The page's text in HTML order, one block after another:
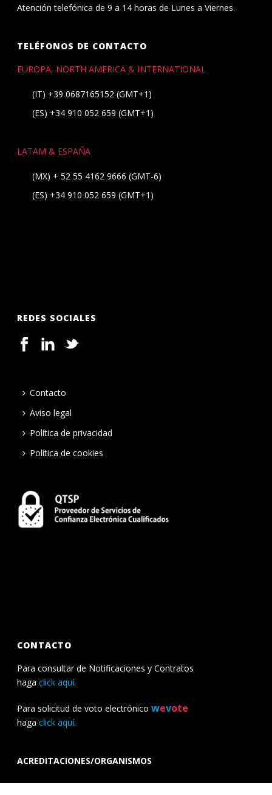
Atención telefónica de 9 a 14 horas de Lunes a Viernes.
TELÉFONOS DE CONTACTO
EUROPA, NORTH AMERICA & INTERNATIONAL
(IT) +39 0687165152 (GMT+1)
(ES) +34 910 052 659 (GMT+1)
LATAM & ESPAÑA
(MX) + 52 55 4162 9666 (GMT-6)
(ES) +34 910 052 659 (GMT+1)
REDES SOCIALES
Contacto
Aviso legal
Política de privacidad
Política de cookies
CONTACTO
Para consultar de Notificaciones y Contratos
hagaclick aquí.
Para solicitud de voto electrónicowevote
hagaclick aquí.
ACREDITACIONES/ORGANISMOS